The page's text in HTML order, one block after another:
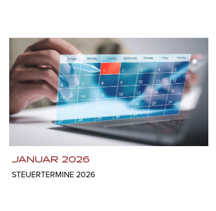
JANUAR 2026
STEUERTERMINE 2026